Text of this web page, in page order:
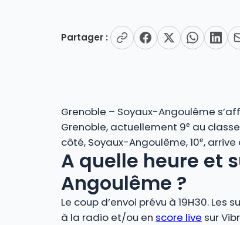
Partager :
Grenoble – Soyaux-Angoulême
Grenoble, actuellement 9ᵉ au
côté, Soyaux-Angoulême, 10ᵉ,
A quelle heure et
Angoulême ?
Le coup d’envoi prévu à 19H30.
à la radio et/ou en score live sur